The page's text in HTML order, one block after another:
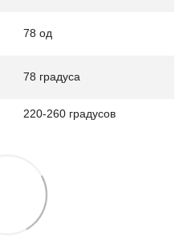
78 од
78 градуса
220-260 градусов